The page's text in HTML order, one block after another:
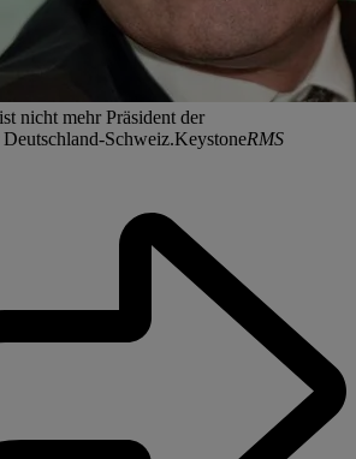
nicht mehr Präsident der
Schweiz.KeystoneRMS